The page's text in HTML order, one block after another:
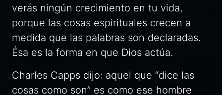
verás ningún crecimiento en tu vida,
porque las cosas espirituales crecen a
medida que las palabras son declaradas.
Ésa es la forma en que Dios actúa.
Charles Capps dijo: aquel que “dice las
cosas como son” es como ese hombre